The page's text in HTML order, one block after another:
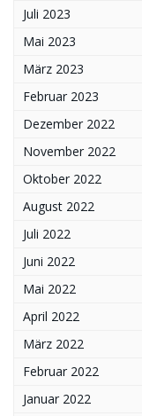
Juli 2023
Mai 2023
März 2023
Februar 2023
Dezember 2022
November 2022
Oktober 2022
August 2022
Juli 2022
Juni 2022
Mai 2022
April 2022
März 2022
Februar 2022
Januar 2022